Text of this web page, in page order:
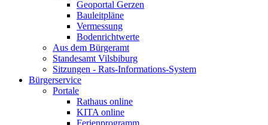
Geoportal Gerzen
Bauleitpläne
Vermessung
Bodenrichtwerte
Aus dem Bürgeramt
Standesamt Vilsbiburg
Sitzungen - Rats-Informations-System
Bürgerservice
Portale
Rathaus online
KITA online
Ferienprogramm